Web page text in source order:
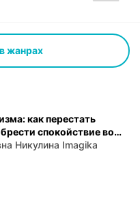
жанрах
как перестать
спокойствие во
и вооруженных
Никулина Imagika